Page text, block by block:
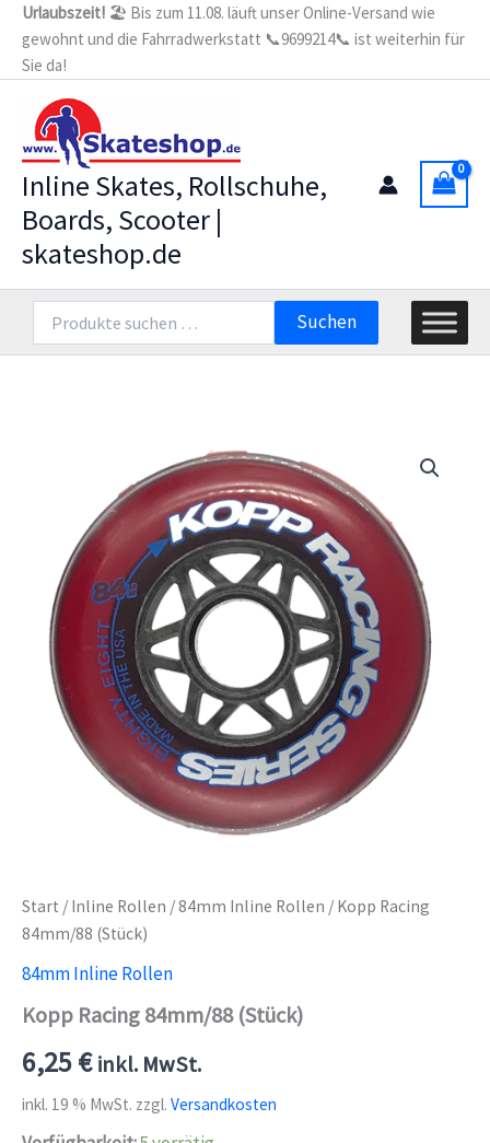
Zum
Inhalt
springen
Urlaubszeit! 🏖️ Bis zum 11.08. läuft unser Online-Versand wie
gewohnt und die Fahrradwerkstatt 📞9699214📞 ist weiterhin für
Sie da!
Inline Skates, Rollschuhe,
Boards, Scooter |
skateshop.de
nach:
Suchen
Start / Inline Rollen /84mm Inline Rollen / Kopp Racing
84mm/88 (Stück)
84mm Inline Rollen
Kopp Racing 84mm/88 (Stück)
6,25€ inkl. MwSt.
inkl. 19 % MwSt. zzgl. Versandkosten
(Stück)
Menge